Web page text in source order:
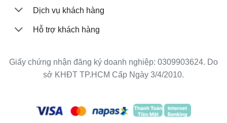
Dịch vụ khách hàng
Hỗ trợ khách hàng
Giấy chứng nhận đăng ký doanh nghiệp: 0309903624. Do
sở KHĐT TP.HCM Cấp Ngày 3/4/2010.